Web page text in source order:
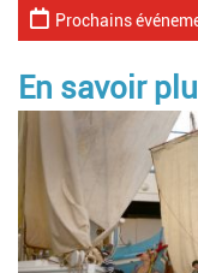
Prochains
En savoir